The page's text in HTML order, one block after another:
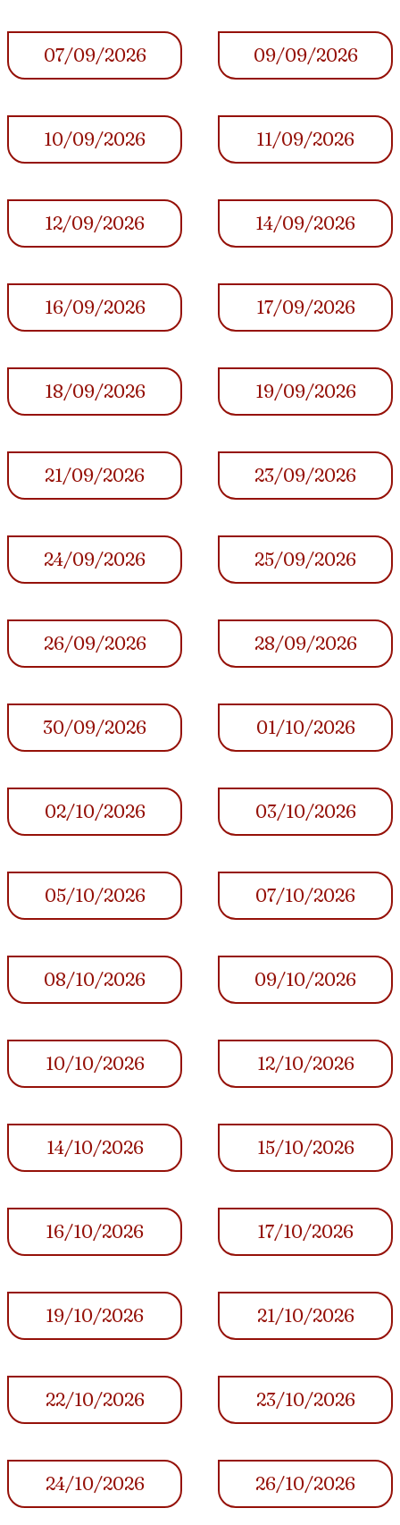
07/09/2026 09/09/2026
10/09/2026 11/09/2026
12/09/2026 14/09/2026
16/09/2026 17/09/2026
18/09/2026 19/09/2026
21/09/2026 23/09/2026
24/09/2026 25/09/2026
26/09/2026 28/09/2026
30/09/2026 01/10/2026
02/10/2026 03/10/2026
05/10/2026 07/10/2026
08/10/2026 09/10/2026
10/10/2026 12/10/2026
14/10/2026 15/10/2026
16/10/2026 17/10/2026
19/10/2026 21/10/2026
22/10/2026 23/10/2026
24/10/2026 26/10/2026